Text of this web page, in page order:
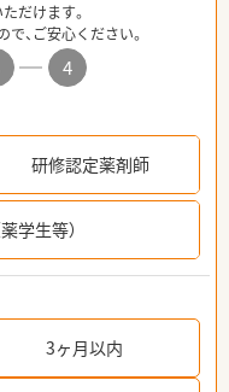
だけます。
、ご安心ください。
4
研修認定薬剤師
学生等）
3ヶ月以内